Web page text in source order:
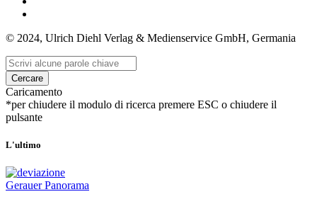
© 2024, Ulrich Diehl Verlag & Medienservice GmbH, Germania
Cercare
Caricamento
*per chiudere il modulo di ricerca premere ESC o chiudere il
pulsante
L'ultimo
Gerauer Panorama